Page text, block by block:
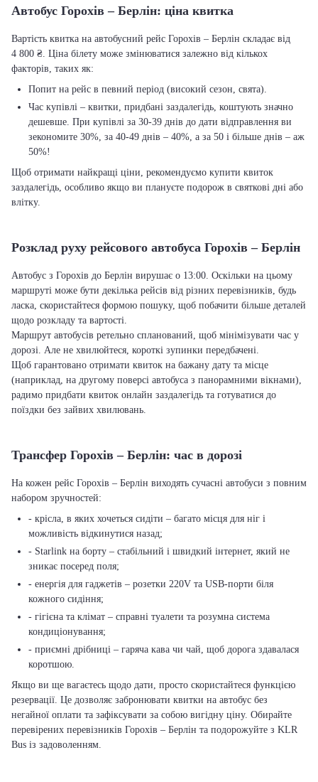
Автобус Горохів – Берлін: ціна квитка
Вартість квитка на автобусний рейс Горохів – Берлін складає від
4 800 ₴. Ціна білету може змінюватися залежно від кількох
факторів, таких як:
Попит на рейс в певний період (високий сезон, свята).
Час купівлі – квитки, придбані заздалегідь, коштують значно
дешевше. При купівлі за 30-39 днів до дати відправлення ви
зекономите 30%, за 40-49 днів – 40%, а за 50 і більше днів – аж
50%!
Щоб отримати найкращі ціни, рекомендуємо купити квиток
заздалегідь, особливо якщо ви плануєте подорож в святкові дні або
влітку.
Розклад руху рейсового автобуса Горохів – Берлін
Автобус з Горохів до Берлін вирушає о 13:00. Оскільки на цьому
маршруті може бути декілька рейсів від різних перевізників, будь
ласка, скористайтеся формою пошуку, щоб побачити більше деталей
щодо розкладу та вартості.
Маршрут автобусів ретельно спланований, щоб мінімізувати час у
дорозі. Але не хвилюйтеся, короткі зупинки передбачені.
Щоб гарантовано отримати квиток на бажану дату та місце
(наприклад, на другому поверсі автобуса з панорамними вікнами),
радимо придбати квиток онлайн заздалегідь та готуватися до
поїздки без зайвих хвилювань.
Трансфер Горохів – Берлін: час в дорозі
На кожен рейс Горохів – Берлін виходять сучасні автобуси з повним
набором зручностей:
- крісла, в яких хочеться сидіти – багато місця для ніг і
можливість відкинутися назад;
- Starlink на борту – стабільний і швидкий інтернет, який не
зникає посеред поля;
- енергія для гаджетів – розетки 220V та USB-порти біля
кожного сидіння;
- гігієна та клімат – справні туалети та розумна система
кондиціонування;
- приємні дрібниці – гаряча кава чи чай, щоб дорога здавалася
коротшою.
Якщо ви ще вагаєтесь щодо дати, просто скористайтеся функцією
резервації. Це дозволяє забронювати квитки на автобус без
негайної оплати та зафіксувати за собою вигідну ціну. Обирайте
перевірених перевізників Горохів – Берлін та подорожуйте з KLR
Bus із задоволенням.